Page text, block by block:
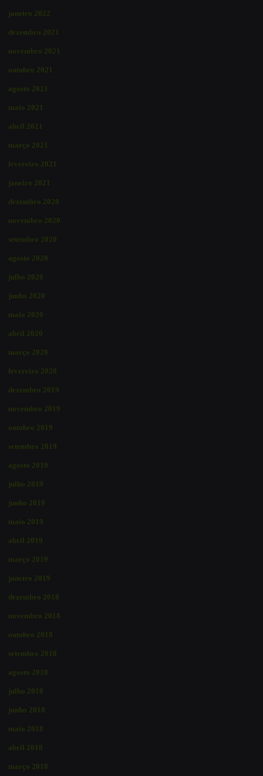
janeiro 2022
dezembro 2021
novembro 2021
outubro 2021
agosto 2021
maio 2021
abril 2021
março 2021
fevereiro 2021
janeiro 2021
dezembro 2020
novembro 2020
setembro 2020
agosto 2020
julho 2020
junho 2020
maio 2020
abril 2020
março 2020
fevereiro 2020
dezembro 2019
novembro 2019
outubro 2019
setembro 2019
agosto 2019
julho 2019
junho 2019
maio 2019
abril 2019
março 2019
janeiro 2019
dezembro 2018
novembro 2018
outubro 2018
setembro 2018
agosto 2018
julho 2018
junho 2018
maio 2018
abril 2018
março 2018